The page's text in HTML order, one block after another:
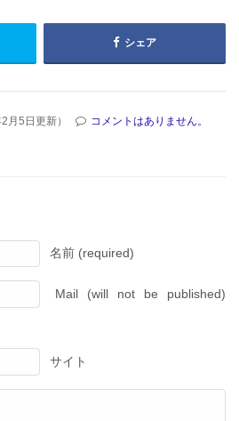
シェア
月5日更新）
コメントはありません。
名前 (required)
Mail (will not be published)
サイト